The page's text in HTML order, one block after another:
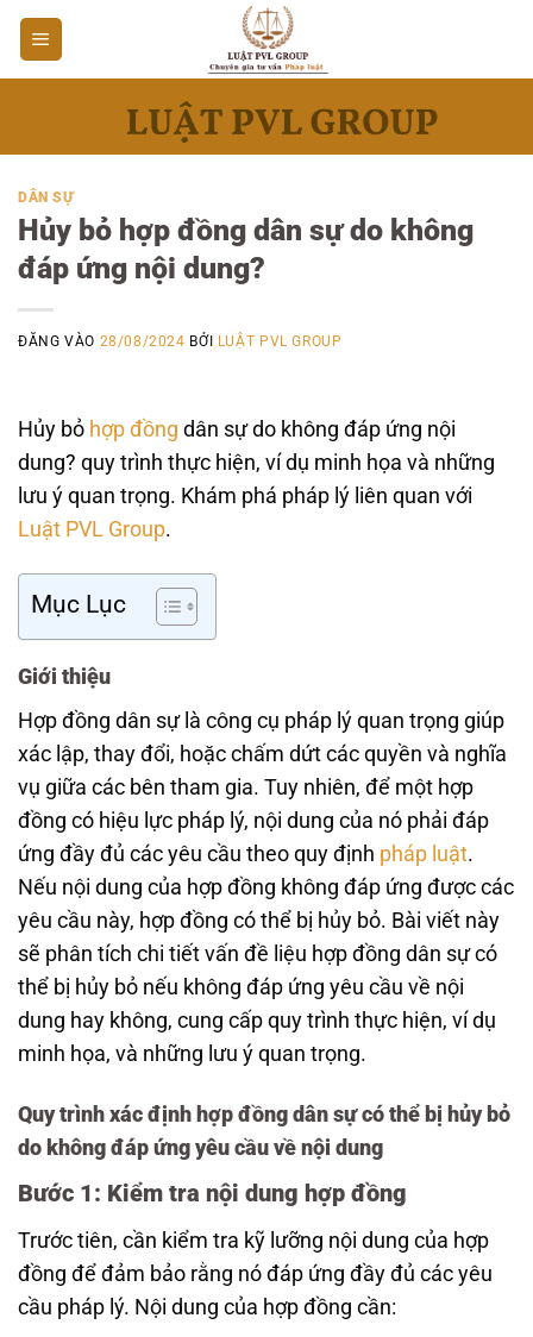
Bỏ
qua
nội
DÂN SỰ
Hủy bỏ hợp đồng dân sự do không
đáp ứng nội dung?
ĐĂNG VÀO 28/08/2024 BỞI LUẬT PVL GROUP
Hủy bỏ hợp đồng dân sự do không đáp ứng nội
dung? quy trình thực hiện, ví dụ minh họa và những
lưu ý quan trọng. Khám phá pháp lý liên quan với
Luật PVL Group.
Mục Lục
Giới thiệu
Hợp đồng dân sự là công cụ pháp lý quan trọng giúp
xác lập, thay đổi, hoặc chấm dứt các quyền và nghĩa
vụ giữa các bên tham gia. Tuy nhiên, để một hợp
đồng có hiệu lực pháp lý, nội dung của nó phải đáp
ứng đầy đủ các yêu cầu theo quy định pháp luật.
Nếu nội dung của hợp đồng không đáp ứng được các
yêu cầu này, hợp đồng có thể bị hủy bỏ. Bài viết này
sẽ phân tích chi tiết vấn đề liệu hợp đồng dân sự có
thể bị hủy bỏ nếu không đáp ứng yêu cầu về nội
dung hay không, cung cấp quy trình thực hiện, ví dụ
minh họa, và những lưu ý quan trọng.
Quy trình xác định hợp đồng dân sự có thể bị hủy bỏ
do không đáp ứng yêu cầu về nội dung
Bước 1: Kiểm tra nội dung hợp đồng
Trước tiên, cần kiểm tra kỹ lưỡng nội dung của hợp
đồng để đảm bảo rằng nó đáp ứng đầy đủ các yêu
cầu pháp lý. Nội dung của hợp đồng cần: